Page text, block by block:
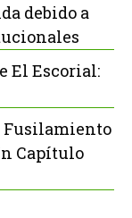
debido a
El Escorial:
Fusilamiento
Capítulo